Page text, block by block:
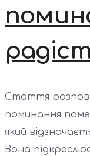
Стаття
поминання
який
Вона